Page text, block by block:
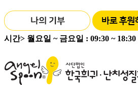
시간> 월요일 ~ 금요일 : 09:30 ~ 18:30